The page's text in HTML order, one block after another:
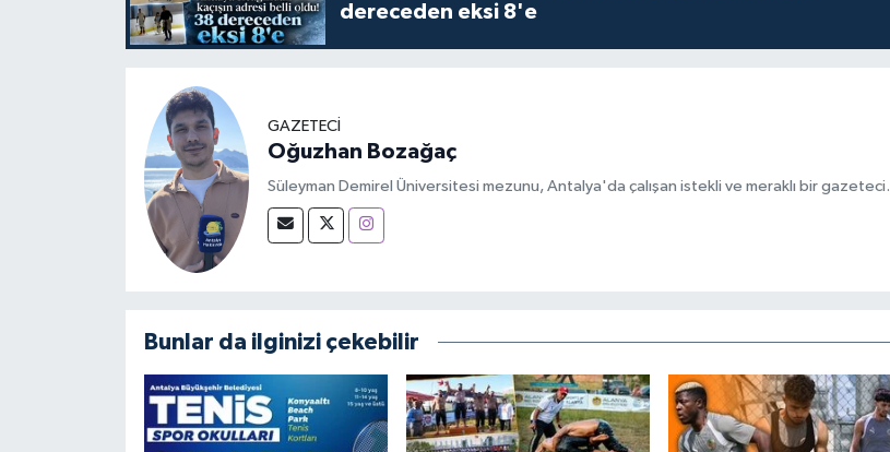
dereceden eksi 8'e
GAZETECİ
Oğuzhan Bozağaç
Süleyman Demirel Üniversitesi mezunu, Antalya'da çalışan istekli ve meraklı bir gazeteci.
Bunlar da ilginizi çekebilir